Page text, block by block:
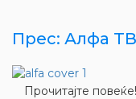
Прес: Алфа ТВ
Прочитајте